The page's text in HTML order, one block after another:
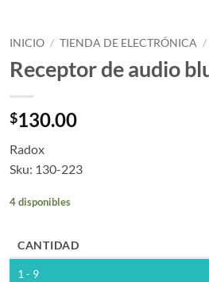
INICIO / TIENDA DE ELECTRÓNICA /
Receptor de audio
$130.00
Radox
Sku: 130-223
4 disponibles
CANTIDAD
1 - 9